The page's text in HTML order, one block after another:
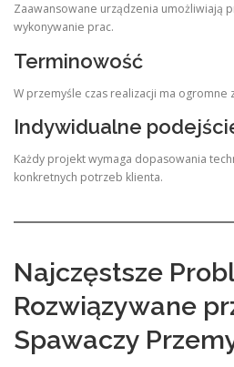
Zaawansowane urządzenia umożliwiają
wykonywanie prac.
Terminowość
W przemyśle czas realizacji ma ogromne
Indywidualne
Każdy projekt wymaga dopasowania
konkretnych potrzeb klienta.
Najczęstsze
Rozwiązywane
Spawaczy